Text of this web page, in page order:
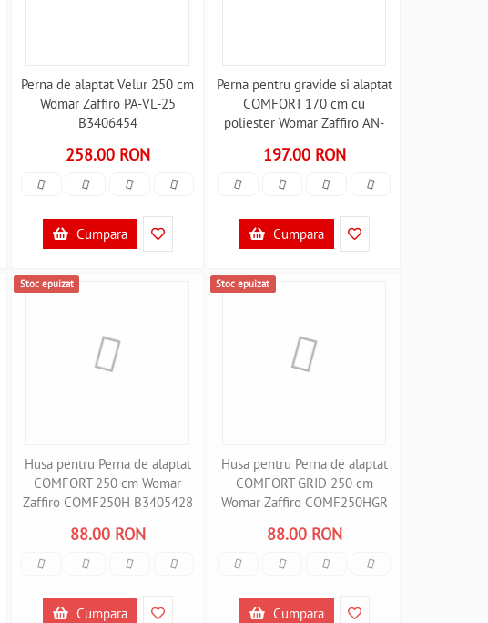
Perna de alaptat Velur 250 cm
Womar Zaffiro PA-VL-25
B3406454
258.00 RON
Cumpara
Perna pentru gravide si alaptat
COMFORT 170 cm cu
poliester Womar Zaffiro AN-
197.00 RON
Cumpara
Stoc epuizat
Husa pentru Perna de alaptat
COMFORT 250 cm Womar
Zaffiro COMF250H B3405428
88.00 RON
Cumpara
Stoc epuizat
Husa pentru Perna de alaptat
COMFORT GRID 250 cm
Womar Zaffiro COMF250HGR
88.00 RON
Cumpara